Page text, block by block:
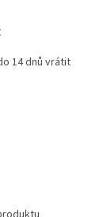
14 dnů vrátit